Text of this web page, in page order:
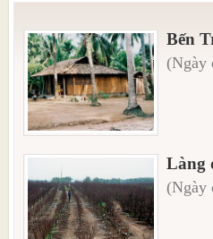
Bến
(Ngày
Làng
(Ngày